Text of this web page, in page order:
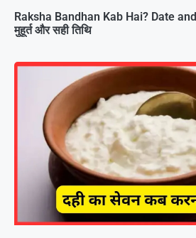
Raksha Bandhan Kab Hai? Date
मुहूर्त और सही तिथि